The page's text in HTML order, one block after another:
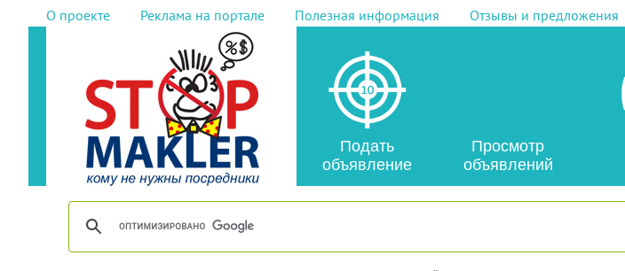
О проекте Реклама на портале Полезная информация Отзывы и предложения
Подать
объявление
Просмотр
объявлений